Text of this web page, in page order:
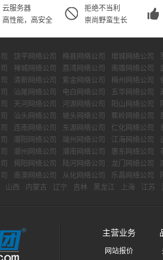
云服务器
高性能，高安全
拒绝不当利
崇尚野蛮生长
饶平网络公司 梅县网络公司 增城网络公司
禅城网络公司 荔湾网络公司 南雄网络公司
清新网络公司 紫金网络公司 梅州网络公司
汕尾网络公司 电白网络公司 五华网络公司
天河网络公司 河源网络公司 阳山网络公司
汕头网络公司 坡头网络公司 蕉岭网络公司
连南网络公司 东源网络公司 仁化网络公司
潮阳网络公司 端州网络公司 江海网络公司
潮州网络公司 潮南网络公司 惠东网络公司
揭阳网络公司 陆河网络公司 龙门网络公司
南澳网络公司 从化网络公司 乐昌网络公司
山西 内蒙古 辽宁 吉林 黑龙江 上海 江苏
主营业务
网站报价